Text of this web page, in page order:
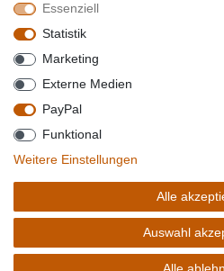
QUALITÄT
*Alle Preise verstehen sich inkl. MwSt. zzgl.
innerhalb deutschlands, Lieferzeiten für
Schaltfäche mit denVersandinformationen. ***
handelt es sich um die StandardVersandkosten
nach Auswahl Ihres
Copyright 2020 © Mega-Paradies
Essenziell
Statistik
Marketing
Externe Medien
PayPal
Funktional
Weitere Einstellungen
Alle
Auswahl